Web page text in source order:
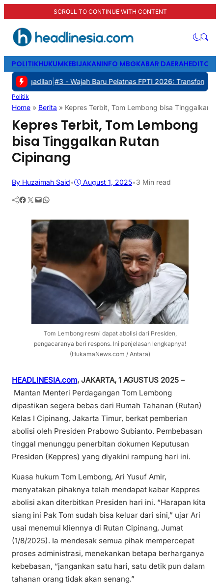
SCROLL TO CONTINUE WITH CONTENT
POLITIKHUKUMKEBIJAKANINFO MBGKABAR DAERAH
#3 - Wajah Baru Pelatnas FPTI 2026: Transformasi
Politik
Home » Berita » Kepres Terbit, Tom Lembong bisa Tinggalkan
Kepres Terbit, Tom Lembong
bisa Tinggalkan Rutan
Cipinang
By Huzaimah Said• August 1, 2025•3 Min read
Facebook Twitter Mail WhatsApp
Tom Lembong resmi dapat abolisi dari Presiden,
pengacaranya beri respons. Ini penjelasan lengkapnya!
(HukamaNews.com / Antara)
HEADLINESIA.com, JAKARTA, 1 AGUSTUS 2025 –
Mantan Menteri Perdagangan Tom Lembong
dipastikan segera bebas dari Rumah Tahanan (Rutan)
Kelas I Cipinang, Jakarta Timur, berkat pemberian
abolisi oleh Presiden Prabowo Subianto. Pembebasan
tinggal menunggu penerbitan dokumen Keputusan
Presiden (Keppres) yang diyakini rampung hari ini.
Kuasa hukum Tom Lembong, Ari Yusuf Amir,
menyatakan pihaknya telah mendapat kabar Keppres
abolisi akan diterbitkan Presiden hari ini. “Harapan kita
siang ini Pak Tom sudah bisa keluar dari sini,” ujar Ari
usai menemui kliennya di Rutan Cipinang, Jumat
(1/8/2025). Ia mendesak semua pihak mempercepat
proses administrasi, menekankan betapa berharganya
kebebasan, “jangankan satu hari, satu detik pun dalam
tahanan orang tidak akan senang.”